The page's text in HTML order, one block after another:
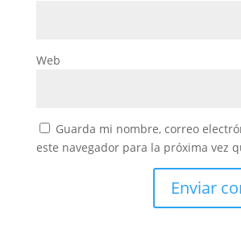
Web
Guarda mi nombre, correo
este navegador para la próxima vez